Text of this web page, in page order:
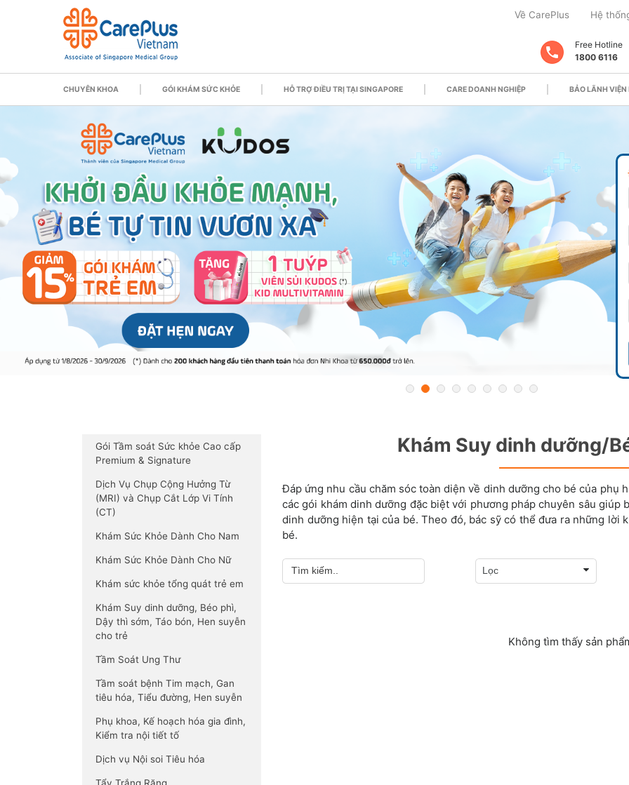
Về CarePlus Hệ
Free Hotline
1800 6116
CHUYÊN KHOA GÓI KHÁM SỨC KHỎE HỖ TRỢ ĐIỀU TRỊ TẠI SINGAPORE CARE DOANH NGHIỆP BẢO LÃNH VIỆN
Khám Suy dinh dưỡng/
Đáp ứng nhu cầu chăm sóc toàn diện về dinh dưỡng cho bé của phụ
các gói khám dinh dưỡng đặc biệt với phương pháp chuyên sâu giúp
dinh dưỡng hiện tại của bé. Theo đó, bác sỹ có thể đưa ra những lời
bé.
Không tìm thấy sản
Gói Tầm soát Sức khỏe Cao cấp
Premium & Signature
Dịch Vụ Chụp Cộng Hưởng Từ
(MRI) và Chụp Cắt Lớp Vi Tính
(CT)
Khám Sức Khỏe Dành Cho Nam
Khám Sức Khỏe Dành Cho Nữ
Khám sức khỏe tổng quát trẻ em
Khám Suy dinh dưỡng, Béo phì,
Dậy thì sớm, Táo bón, Hen suyễn
cho trẻ
Tầm Soát Ung Thư
Tầm soát bệnh Tim mạch, Gan
tiêu hóa, Tiểu đường, Hen suyễn
Phụ khoa, Kế hoạch hóa gia đình,
Kiểm tra nội tiết tố
Dịch vụ Nội soi Tiêu hóa